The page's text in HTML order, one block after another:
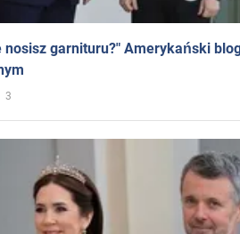
nosisz garnituru?" Amerykański
3